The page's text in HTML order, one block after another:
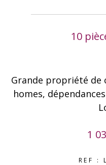
10
Grande propriété de
homes,
1
REF :